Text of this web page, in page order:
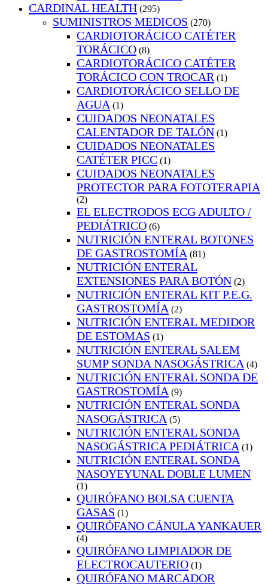
CARDINAL HEALTH (295)
SUMINISTROS MEDICOS (270)
CARDIOTORÁCICO CATÉTER
TORÁCICO (8)
CARDIOTORÁCICO CATÉTER
TORÁCICO CON TROCAR (1)
CARDIOTORÁCICO SELLO DE
AGUA (1)
CUIDADOS NEONATALES
CALENTADOR DE TALÓN (1)
CUIDADOS NEONATALES
CATÉTER PICC (1)
CUIDADOS NEONATALES
PROTECTOR PARA FOTOTERAPIA
(2)
EL ELECTRODOS ECG ADULTO /
PEDIÁTRICO (6)
NUTRICIÓN ENTERAL BOTONES
DE GASTROSTOMÍA (81)
NUTRICIÓN ENTERAL
EXTENSIONES PARA BOTÓN (2)
NUTRICIÓN ENTERAL KIT P.E.G.
GASTROSTOMÍA (2)
NUTRICIÓN ENTERAL MEDIDOR
DE ESTOMAS (1)
NUTRICIÓN ENTERAL SALEM
SUMP SONDA NASOGÁSTRICA (4)
NUTRICIÓN ENTERAL SONDA DE
GASTROSTOMÍA (9)
NUTRICIÓN ENTERAL SONDA
NASOGÁSTRICA (5)
NUTRICIÓN ENTERAL SONDA
NASOGÁSTRICA PEDIÁTRICA (1)
NUTRICIÓN ENTERAL SONDA
NASOYEYUNAL DOBLE LUMEN
(1)
QUIRÓFANO BOLSA CUENTA
GASAS (1)
QUIRÓFANO CÁNULA YANKAUER
(4)
QUIRÓFANO LIMPIADOR DE
ELECTROCAUTERIO (1)
QUIRÓFANO MARCADOR